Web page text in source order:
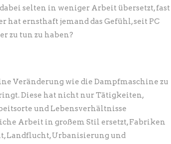
selten in weniger Arbeit übersetzt, fast
hat ernsthaft jemand das Gefühl, seit PC
zu tun zu haben?
Veränderung wie die Dampfmaschine zu
Diese hat nicht nur Tätigkeiten,
und Lebensverhältnisse
Arbeit in großem Stil ersetzt, Fabriken
Landflucht, Urbanisierung und